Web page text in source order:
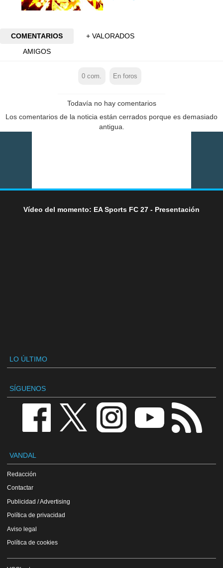
COMENTARIOS
+ VALORADOS
AMIGOS
0 com. En foros
Todavía no hay comentarios
Los comentarios de la noticia están cerrados porque es demasiado
antigua.
Vídeo del momento: EA Sports FC 27 - Presentación
LO ÚLTIMO
SÍGUENOS
VANDAL
Redacción
Contactar
Publicidad / Advertising
Política de privacidad
Aviso legal
Política de cookies